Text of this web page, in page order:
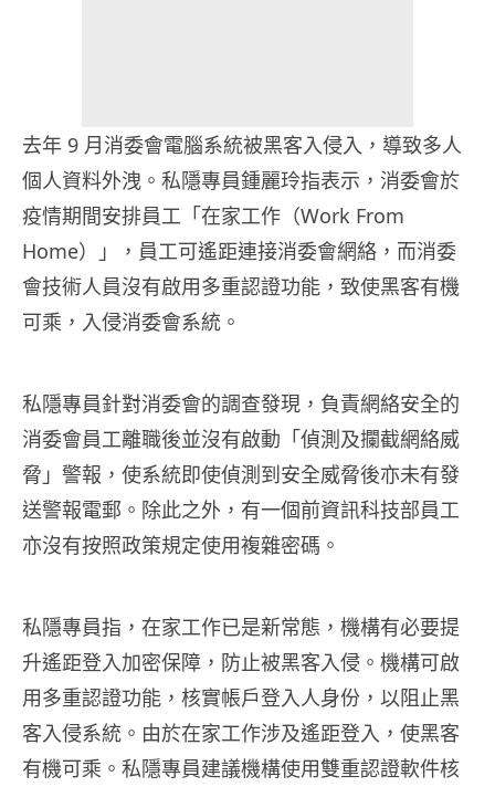
去年 9 月消委會電腦系統被黑客入侵入，導致多人
個人資料外洩。私隱專員鍾麗玲指表示，消委會於
疫情期間安排員工「在家工作（Work From
Home）」，員工可遙距連接消委會網絡，而消委
會技術人員沒有啟用多重認證功能，致使黑客有機
可乘，入侵消委會系統。
私隱專員針對消委會的調查發現，負責網絡安全的
消委會員工離職後並沒有啟動「偵測及攔截網絡威
脅」警報，使系統即使偵測到安全威脅後亦未有發
送警報電郵。除此之外，有一個前資訊科技部員工
亦沒有按照政策規定使用複雜密碼。
私隱專員指，在家工作已是新常態，機構有必要提
升遙距登入加密保障，防止被黑客入侵。機構可啟
用多重認證功能，核實帳戶登入人身份，以阻止黑
客入侵系統。由於在家工作涉及遙距登入，使黑客
有機可乘。私隱專員建議機構使用雙重認證軟件核